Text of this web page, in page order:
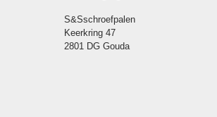
S&Sschroefpalen
Keerkring 47
2801 DG Gouda